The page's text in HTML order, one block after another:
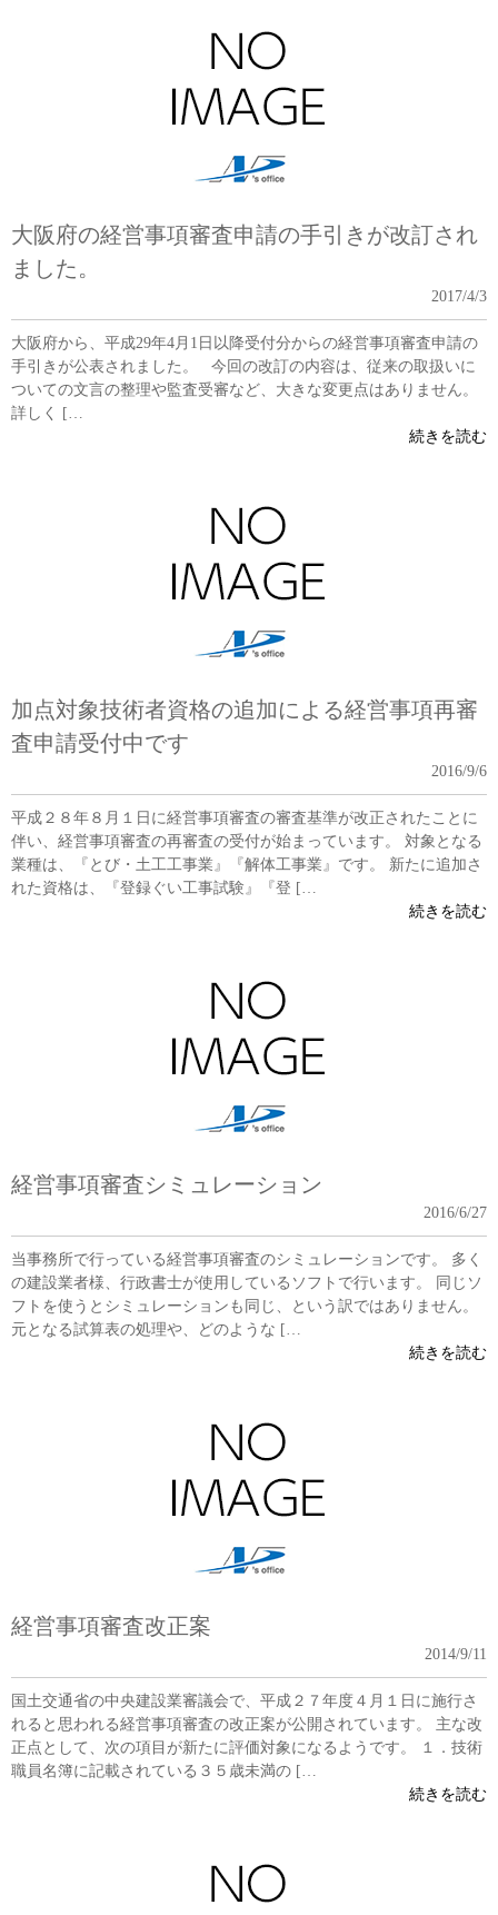
大阪府の経営事項審査申請の手引きが改訂され
ました。
2017/4/3
大阪府から、平成29年4月1日以降受付分からの経営事項審査申請の
手引きが公表されました。 今回の改訂の内容は、従来の取扱いに
ついての文言の整理や監査受審など、大きな変更点はありません。
詳しく […
続きを読む
加点対象技術者資格の追加による経営事項再審
査申請受付中です
2016/9/6
平成２８年８月１日に経営事項審査の審査基準が改正されたことに
伴い、経営事項審査の再審査の受付が始まっています。 対象となる
業種は、『とび・土工工事業』『解体工事業』です。 新たに追加さ
れた資格は、『登録ぐい工事試験』『登 […
続きを読む
経営事項審査シミュレーション
2016/6/27
当事務所で行っている経営事項審査のシミュレーションです。 多く
の建設業者様、行政書士が使用しているソフトで行います。 同じソ
フトを使うとシミュレーションも同じ、という訳ではありません。
元となる試算表の処理や、どのような […
続きを読む
経営事項審査改正案
2014/9/11
国土交通省の中央建設業審議会で、平成２７年度４月１日に施行さ
れると思われる経営事項審査の改正案が公開されています。 主な改
正点として、次の項目が新たに評価対象になるようです。 １．技術
職員名簿に記載されている３５歳未満の […
続きを読む